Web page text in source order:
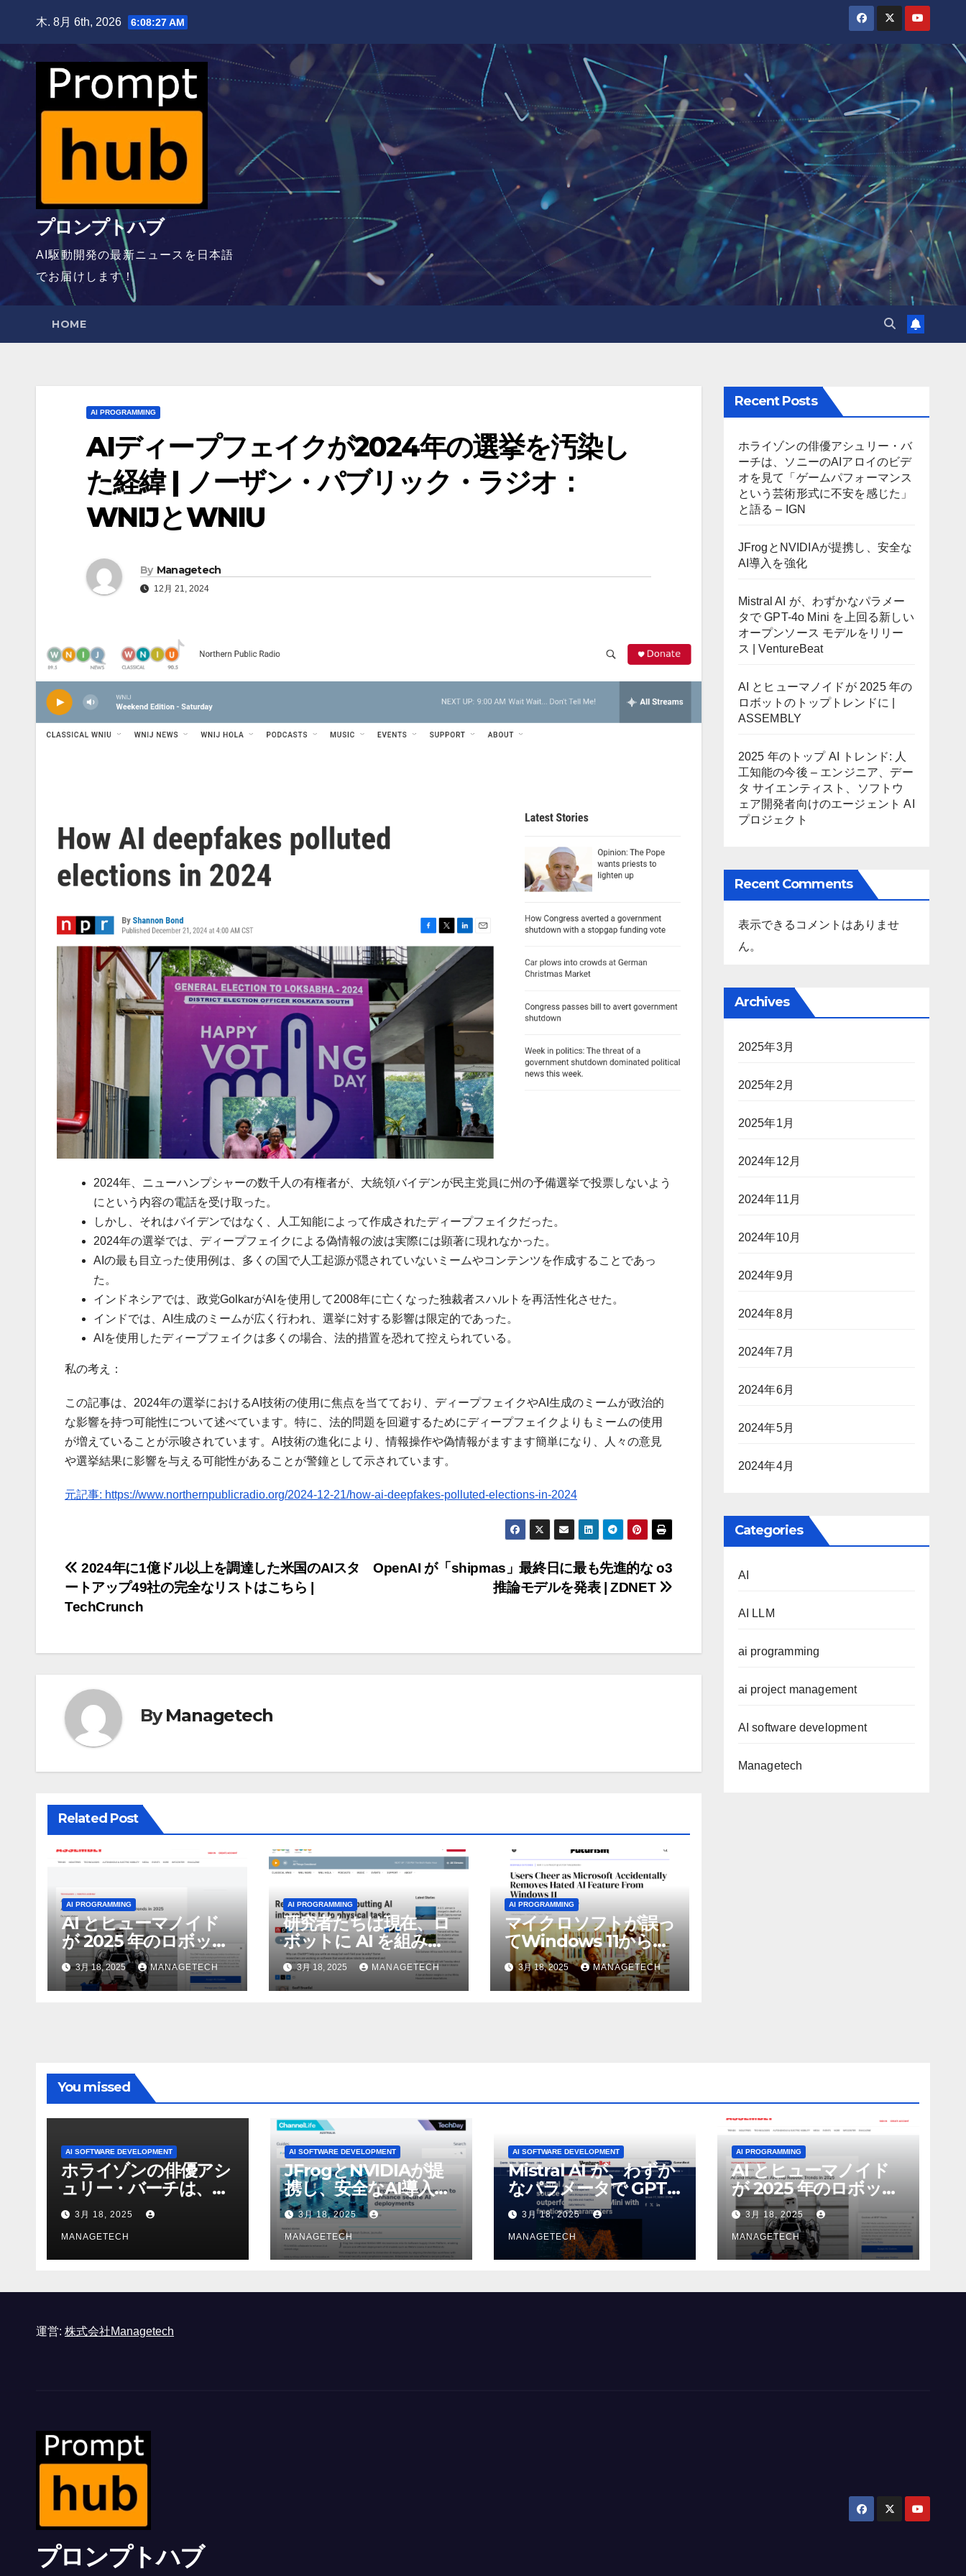
content
木. 8月 6th, 2026 6:08:28 AM
プロンプトハブ
AI駆動開発の最新ニュースを日本語
でお届けします！
HOME
AI PROGRAMMING
AIディープフェイクが2024年の選挙を汚染し
た経緯 | ノーザン・パブリック・ラジオ：
WNIJとWNIU
By Managetech
12月 21, 2024
2024年、ニューハンプシャーの数千人の有権者が、大統領バイデンが民主党員に州の予備選挙で投票しないよう
にという内容の電話を受け取った。
しかし、それはバイデンではなく、人工知能によって作成されたディープフェイクだった。
2024年の選挙では、ディープフェイクによる偽情報の波は実際には顕著に現れなかった。
AIの最も目立った使用例は、多くの国で人工起源が隠されていないミームやコンテンツを作成することであっ
た。
インドネシアでは、政党GolkarがAIを使用して2008年に亡くなった独裁者スハルトを再活性化させた。
インドでは、AI生成のミームが広く行われ、選挙に対する影響は限定的であった。
AIを使用したディープフェイクは多くの場合、法的措置を恐れて控えられている。
私の考え：
この記事は、2024年の選挙におけるAI技術の使用に焦点を当てており、ディープフェイクやAI生成のミームが政治的
な影響を持つ可能性について述べています。特に、法的問題を回避するためにディープフェイクよりもミームの使用
が増えていることが示唆されています。AI技術の進化により、情報操作や偽情報がますます簡単になり、人々の意見
や選挙結果に影響を与える可能性があることが警鐘として示されています。
元記事: https://www.northernpublicradio.org/2024-12-21/how-ai-deepfakes-polluted-elections-in-2024
投
稿
ビ
ゲ
ー
シ
ョ
ン
OpenAI が「shipmas」最終日に最も先進的な o3
推論モデルを発表 | ZDNET
2024年に1億ドル以上を調達した米国のAIスタ
ートアップ49社の完全なリストはこちら |
TechCrunch
ByManagetech
Related Post
AI PROGRAMMING
AI とヒューマノイド
が 2025 年のロボット
のトップトレンドに |
ASSEMBLY
3月 18, 2025 MANAGETECH
AI PROGRAMMING
研究者たちは現在、ロ
ボットに AI を組み込
んで物理的な作業を実
行させている | ノーザ
ン パブリック ラジオ:
3月 18, 2025 MANAGETECH
AI PROGRAMMING
マイクロソフトが誤っ
てWindows 11から嫌
われているAI機能を削
除したことにユーザー
が歓喜
3月 18, 2025 MANAGETECH
Recent Posts
ホライゾンの俳優アシュリー・バ
ーチは、ソニーのAIアロイのビデ
オを見て「ゲームパフォーマンス
という芸術形式に不安を感じた」
と語る – IGN
JFrogとNVIDIAが提携し、安全な
AI導入を強化
Mistral AI が、わずかなパラメー
タで GPT-4o Mini を上回る新しい
オープンソース モデルをリリー
ス | VentureBeat
AI とヒューマノイドが 2025 年の
ロボットのトップトレンドに |
ASSEMBLY
2025 年のトップ AI トレンド: 人
工知能の今後 – エンジニア、デー
タ サイエンティスト、ソフトウ
ェア開発者向けのエージェント AI
プロジェクト
Recent Comments
表示できるコメントはありませ
ん。
Archives
2025年3月
2025年2月
2025年1月
2024年12月
2024年11月
2024年10月
2024年9月
2024年8月
2024年7月
2024年6月
2024年5月
2024年4月
Categories
AI
AI LLM
ai programming
ai project management
AI software development
Managetech
You missed
AI SOFTWARE DEVELOPMENT
ホライゾンの俳優アシ
ュリー・バーチは、ソ
ニーのAIアロイのビデ
オを見て「ゲームパフ
ォーマンスという芸術
形式に不安を感じた」
3月 18, 2025
MANAGETECH
AI SOFTWARE DEVELOPMENT
JFrogとNVIDIAが提
携し、安全なAI導入を
強化
3月 18, 2025
MANAGETECH
AI SOFTWARE DEVELOPMENT
Mistral AI が、わずか
なパラメータで GPT-
4o Mini を上回る新し
いオープンソース モ
デルをリリース |
VentureBeat
3月 18, 2025
MANAGETECH
AI PROGRAMMING
AI とヒューマノイド
が 2025 年のロボット
のトップトレンドに |
ASSEMBLY
3月 18, 2025
MANAGETECH
運営: 株式会社Managetech
プロンプトハブ